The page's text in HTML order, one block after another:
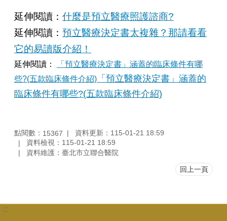
延伸閱讀： 什麼是預立醫療照護諮商?
延伸閱讀： 預立醫療決定書太複雜？那請看看
它的易讀版介紹！
延伸閱讀：
「預立醫療決定書」涵蓋的臨床條件有哪
些?(五款臨床條件介紹) 「預立醫療決定書」涵蓋的
臨床條件有哪些?(五款臨床條件介紹)
點閱數： 15367
資料更新：115-01-21 18:59
資料檢視：115-01-21 18:59
資料維護：臺北市立聯合醫院
回上一頁
:::